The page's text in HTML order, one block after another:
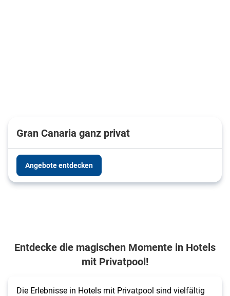
Gran Canaria ganz privat
Angebote entdecken
Entdecke die magischen Momente in Hotels
mit Privatpool!
Die Erlebnisse in Hotels mit Privatpool sind vielfältig